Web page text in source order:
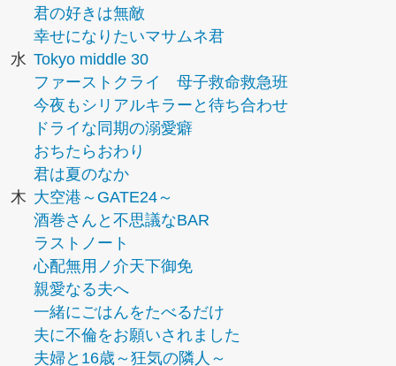
君の好きは無敵
幸せになりたいマサムネ君
水 Tokyo middle 30
ファーストクライ 母子救命救急班
今夜もシリアルキラーと待ち合わせ
ドライな同期の溺愛癖
おちたらおわり
君は夏のなか
木 大空港～GATE24～
酒巻さんと不思議なBAR
ラストノート
心配無用ノ介天下御免
親愛なる夫へ
一緒にごはんをたべるだけ
夫に不倫をお願いされました
夫婦と16歳～狂気の隣人～